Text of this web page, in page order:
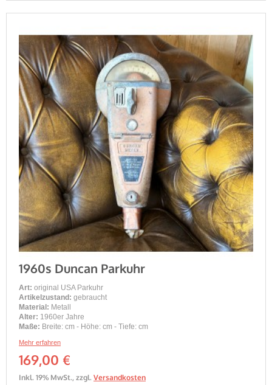
1960s Duncan Parkuhr
Art: original USA Parkuhr
Artikelzustand: gebraucht
Material: Metall
Alter: 1960er Jahre
Maße: Breite: cm - Höhe: cm - Tiefe: cm
Mehr erfahren
169,00 €
Inkl. 19% MwSt., zzgl. Versandkosten